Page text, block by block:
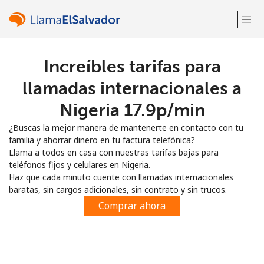
¡Bienvenido!
Regístrate con
o
Increíbles tarifas para
llamadas internacionales a
Nigeria ⁦17.9p⁩/min
¿Buscas la mejor manera de mantenerte en contacto con tu
familia y ahorrar dinero en tu factura telefónica?
Llama a todos en casa con nuestras tarifas bajas para
teléfonos fijos y celulares en Nigeria.
Haz que cada minuto cuente con llamadas internacionales
baratas, sin cargos adicionales, sin contrato y sin trucos.
Comprar ahora